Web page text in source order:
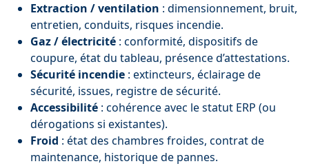
Extraction / ventilation : dimensionnement, bruit,
entretien, conduits, risques incendie.
Gaz / électricité : conformité, dispositifs de
coupure, état du tableau, présence d’attestations.
Sécurité incendie : extincteurs, éclairage de
sécurité, issues, registre de sécurité.
Accessibilité : cohérence avec le statut ERP (ou
dérogations si existantes).
Froid : état des chambres froides, contrat de
maintenance, historique de pannes.